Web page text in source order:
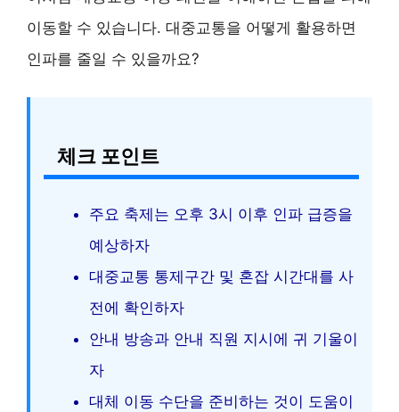
이동할 수 있습니다. 대중교통을 어떻게 활용하면
인파를 줄일 수 있을까요?
체크 포인트
주요 축제는 오후 3시 이후 인파 급증을
예상하자
대중교통 통제구간 및 혼잡 시간대를 사
전에 확인하자
안내 방송과 안내 직원 지시에 귀 기울이
자
대체 이동 수단을 준비하는 것이 도움이